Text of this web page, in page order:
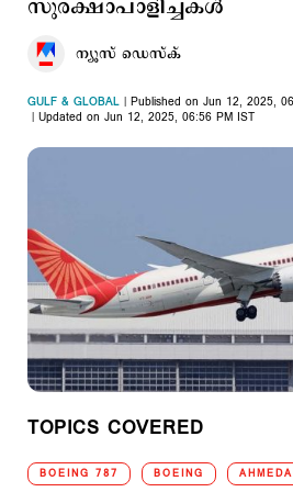
സുരക്ഷാപാളിച്ചകള്‍
ന്യൂസ് ഡെസ്ക്
GULF & GLOBAL
Published on Jun 12, 2025,
Updated on Jun 12, 2025, 06:56 PM IST
TOPICS COVERED
BOEING 787 BOEING